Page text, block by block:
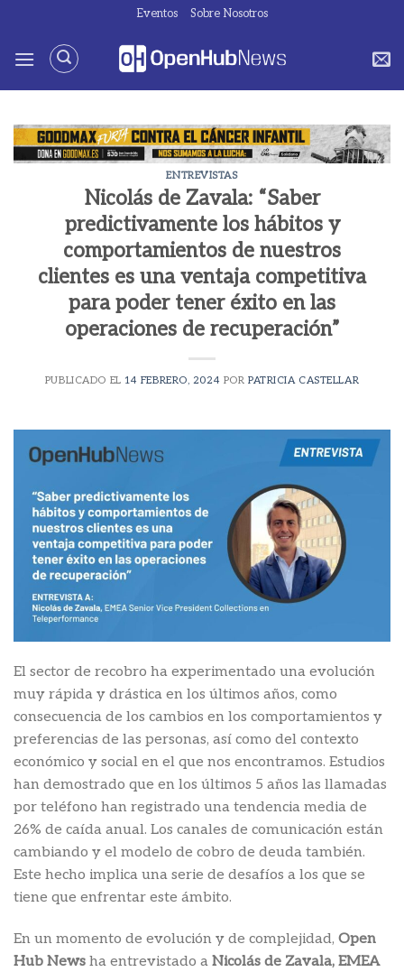
contenido
Eventos Sobre Nosotros
ENTREVISTAS
Nicolás de Zavala: “Saber
predictivamente los hábitos y
comportamientos de nuestros
clientes es una ventaja competitiva
para poder tener éxito en las
operaciones de recuperación”
PUBLICADO EL 14 FEBRERO, 2024 POR PATRICIA CASTELLAR
El sector de recobro ha experimentado una evolución
muy rápida y drástica en los últimos años, como
consecuencia de los cambios en los comportamientos y
preferencias de las personas, así como del contexto
económico y social en el que nos encontramos. Estudios
han demostrado que en los últimos 5 años las llamadas
por teléfono han registrado una tendencia media de
26% de caída anual. Los canales de comunicación están
cambiando y el modelo de cobro de deuda también.
Este hecho implica una serie de desafíos a los que se
tiene que enfrentar este ámbito.
En un momento de evolución y de complejidad, Open
Hub News ha entrevistado a Nicolás de Zavala, EMEA